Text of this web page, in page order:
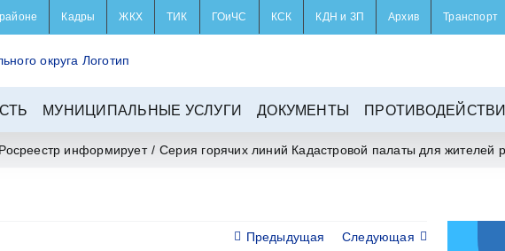
Кадры ЖКХ ТИК ГОиЧС КСК КДН и ЗП Архив Транспорт
МУНИЦИПАЛЬНЫЕ УСЛУГИ ДОКУМЕНТЫ
Росреестр информирует / Серия горячих линий Кадастровой палаты для жителей
Предыдущая Следующая